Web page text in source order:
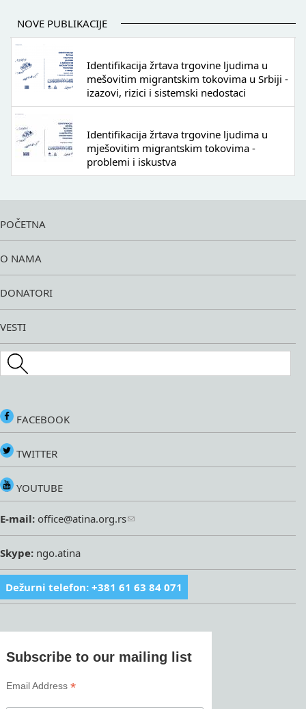
NOVE PUBLIKACIJE
Identifikacija žrtava trgovine ljudima u
mešovitim migrantskim tokovima u Srbiji -
izazovi, rizici i sistemski nedostaci
Identifikacija žrtava trgovine ljudima u
mješovitim migrantskim tokovima -
problemi i iskustva
POČETNA
O NAMA
DONATORI
VESTI
Search this site
FACEBOOK
TWITTER
YOUTUBE
E-mail: office@atina.org.rs
Skype: ngo.atina
Dežurni telefon: +381 61 63 84 071
Subscribe to our mailing list
Email Address*